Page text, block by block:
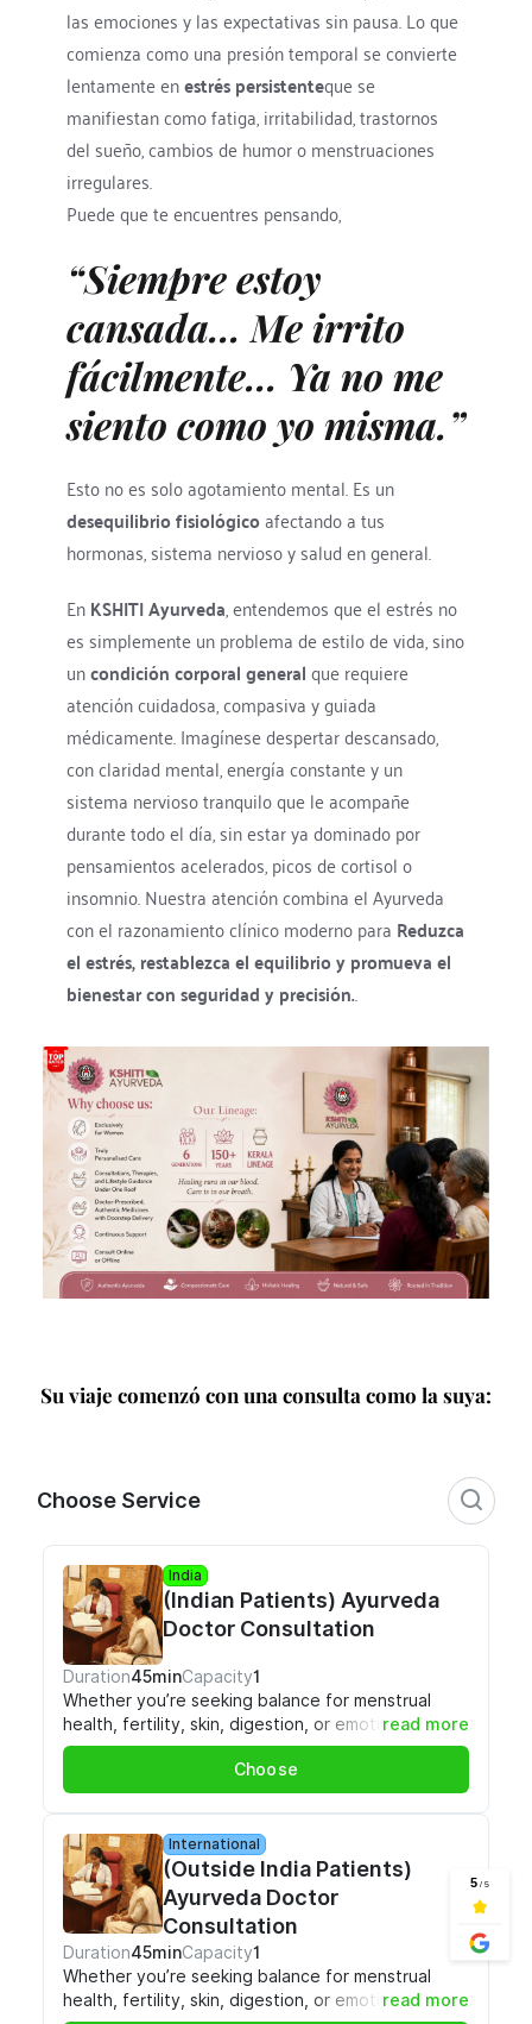
las emociones y las expectativas sin pausa. Lo que
comienza como una presión temporal se convierte
lentamente en estrés persistenteque se
manifiestan como fatiga, irritabilidad, trastornos
del sueño, cambios de humor o menstruaciones
irregulares.
Puede que te encuentres pensando,
“Siempre estoy
cansada… Me irrito
fácilmente… Ya no me
siento como yo misma.”
Esto no es solo agotamiento mental. Es un
desequilibrio fisiológico afectando a tus
hormonas, sistema nervioso y salud en general.
En KSHITI Ayurveda, entendemos que el estrés no
es simplemente un problema de estilo de vida, sino
un condición corporal general que requiere
atención cuidadosa, compasiva y guiada
médicamente. Imagínese despertar descansado,
con claridad mental, energía constante y un
sistema nervioso tranquilo que le acompañe
durante todo el día, sin estar ya dominado por
pensamientos acelerados, picos de cortisol o
insomnio. Nuestra atención combina el Ayurveda
con el razonamiento clínico moderno para Reduzca
el estrés, restablezca el equilibrio y promueva el
bienestar con seguridad y precisión..
Su viaje comenzó con una consulta como la suya: